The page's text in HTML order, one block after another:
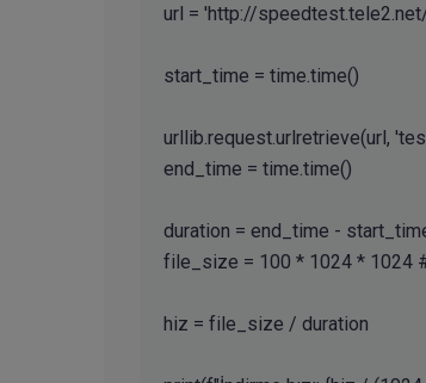
url = 'http://
start_time = time.time()
urllib.request.urlretrieve(url,
end_time = time.time()
duration = end_time -
file_size = 100 * 1024 * 1024
hiz = file_size / duration